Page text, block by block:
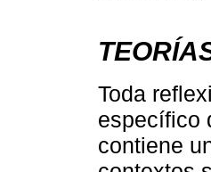
Toda
específico
contiene